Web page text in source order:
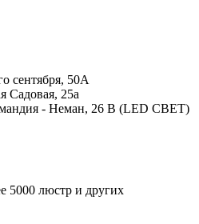
сентября, 50А
Садовая, 25а
- Неман, 26 В (LED СВЕТ)
5000 люстр и других